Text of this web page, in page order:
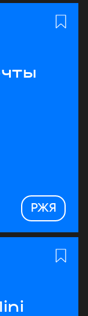
РЖЯ